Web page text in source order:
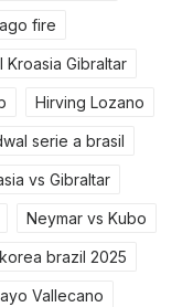
fire
Kroasia Gibraltar
Hirving Lozano
serie a brasil
vs Gibraltar
Neymar vs Kubo
brazil 2025
Vallecano